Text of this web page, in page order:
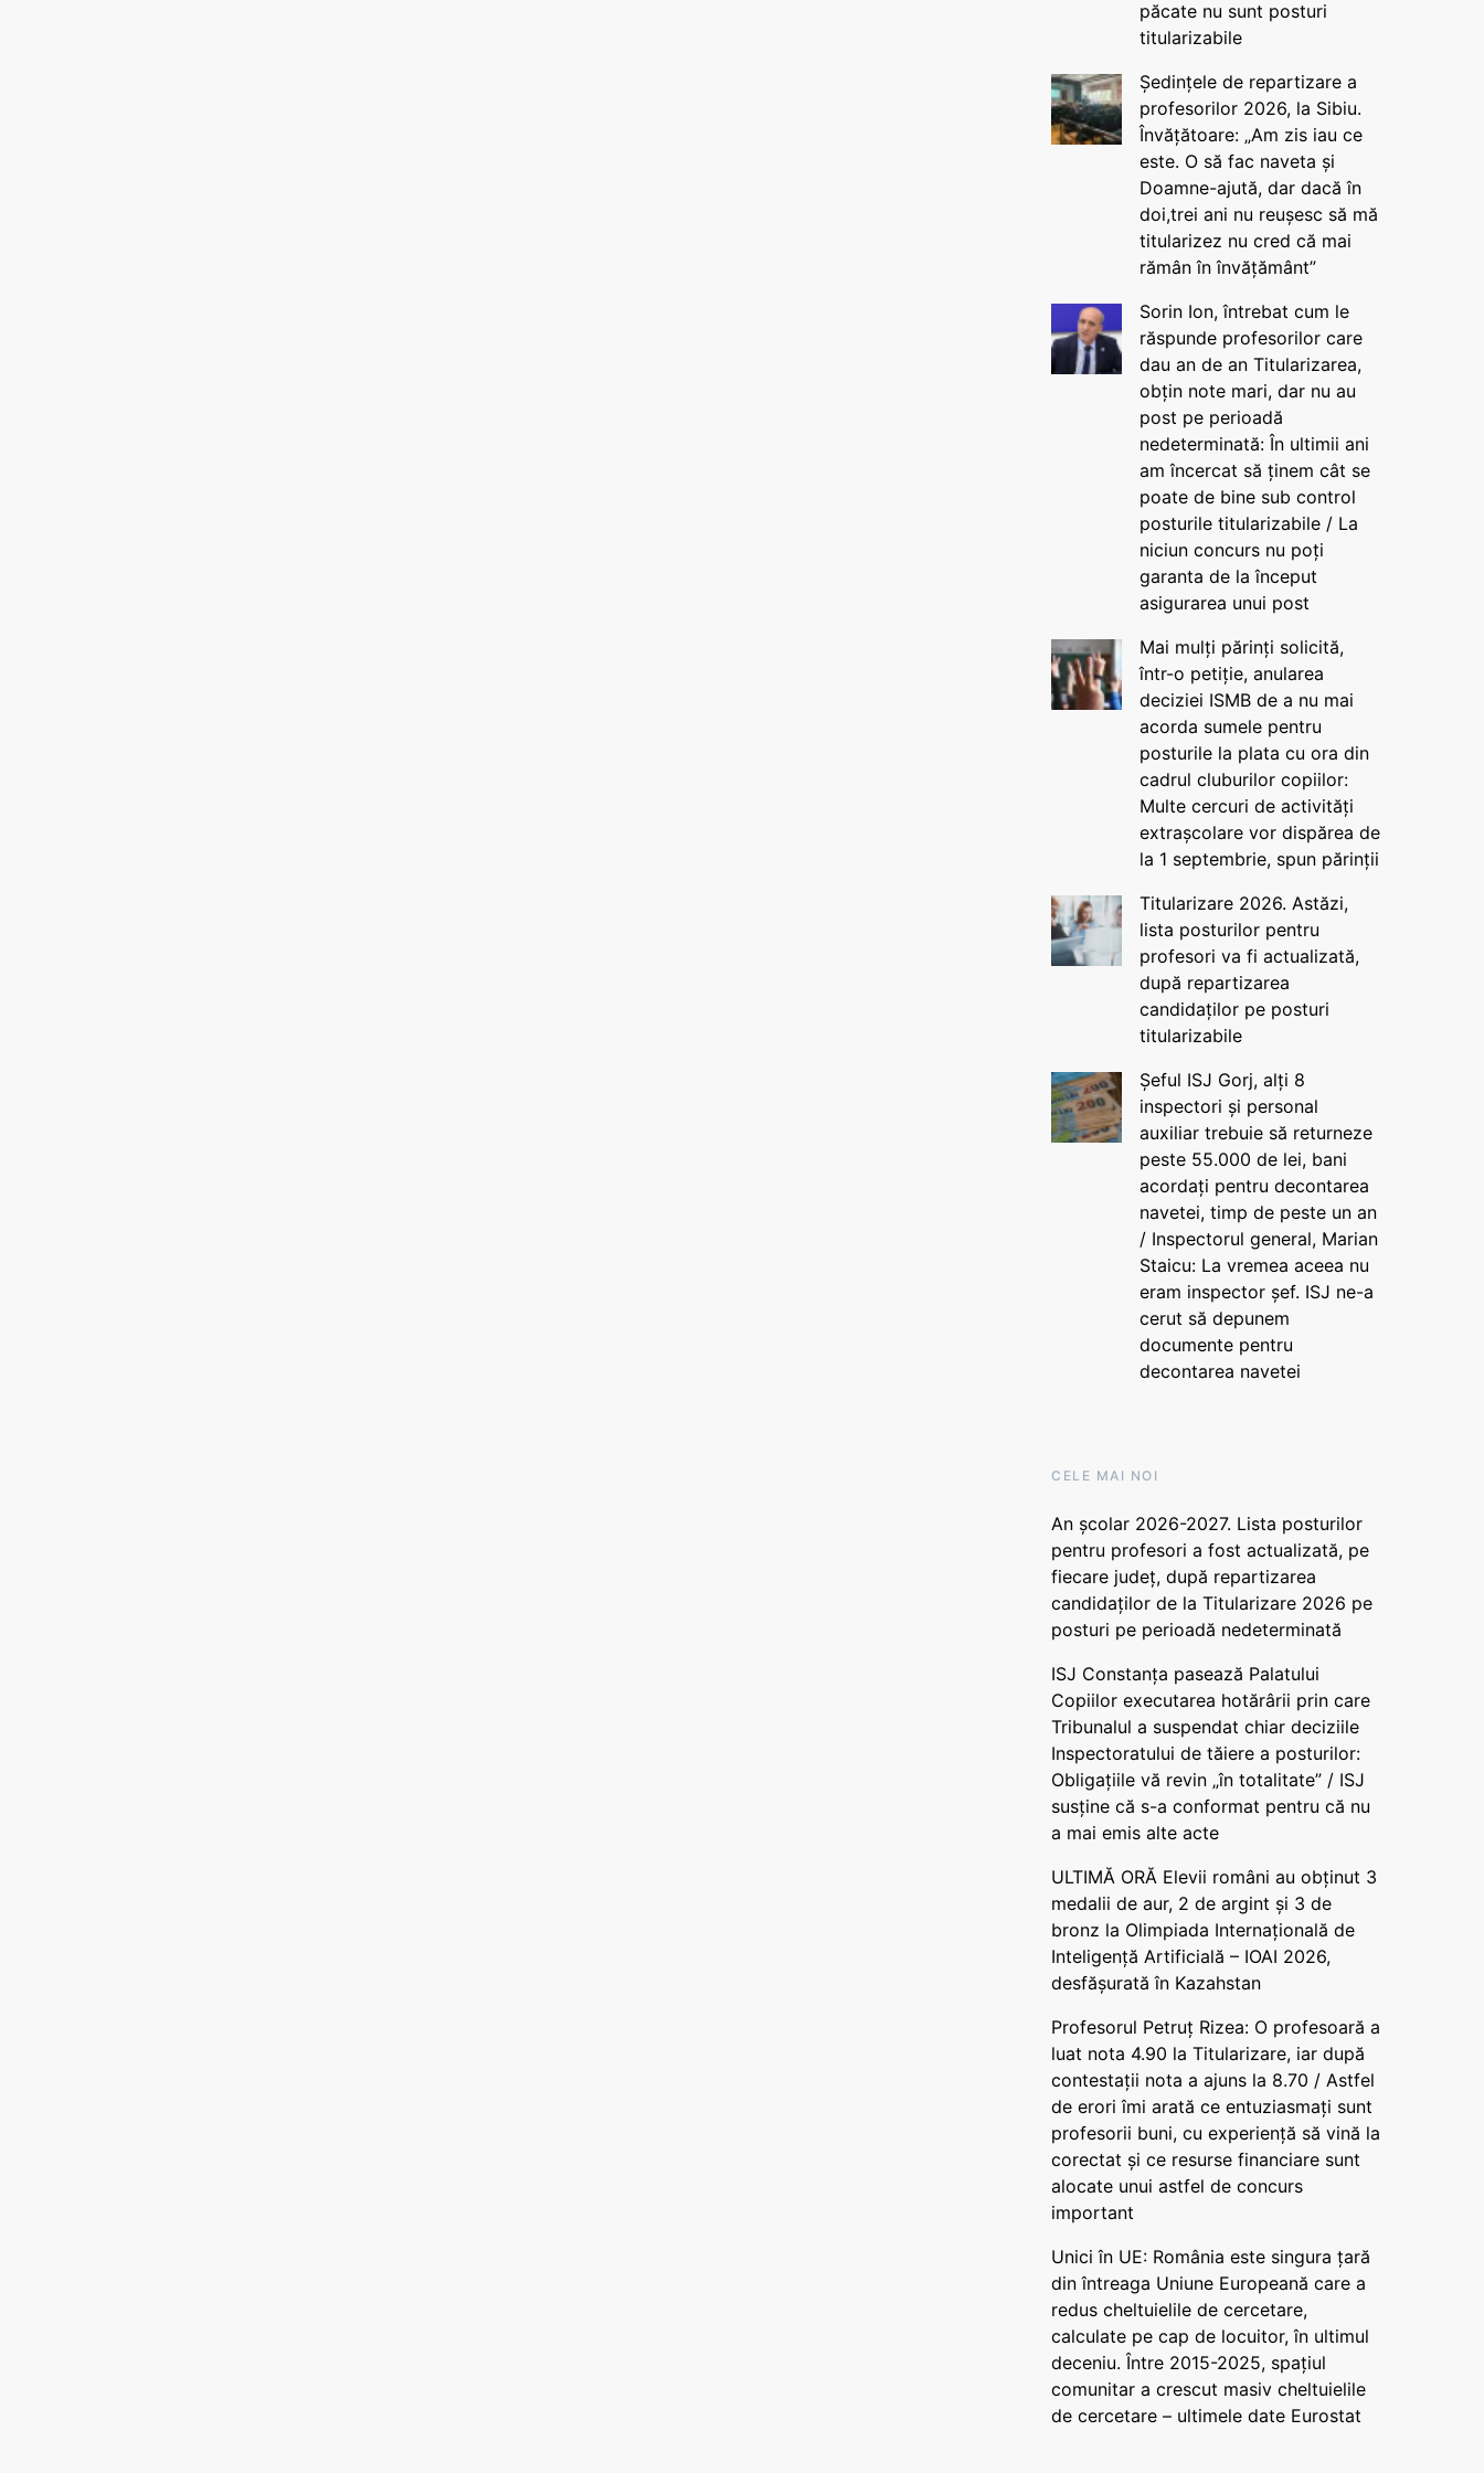
păcate nu sunt posturi
titularizabile
Ședințele de repartizare a
profesorilor 2026, la Sibiu.
Învățătoare: „Am zis iau ce
este. O să fac naveta și
Doamne-ajută, dar dacă în
doi,trei ani nu reușesc să mă
titularizez nu cred că mai
rămân în învățământ”
Sorin Ion, întrebat cum le
răspunde profesorilor care
dau an de an Titularizarea,
obțin note mari, dar nu au
post pe perioadă
nedeterminată: În ultimii ani
am încercat să ținem cât se
poate de bine sub control
posturile titularizabile / La
niciun concurs nu poți
garanta de la început
asigurarea unui post
Mai mulți părinți solicită,
într-o petiție, anularea
deciziei ISMB de a nu mai
acorda sumele pentru
posturile la plata cu ora din
cadrul cluburilor copiilor:
Multe cercuri de activități
extrașcolare vor dispărea de
la 1 septembrie, spun părinții
Titularizare 2026. Astăzi,
lista posturilor pentru
profesori va fi actualizată,
după repartizarea
candidaților pe posturi
titularizabile
Șeful ISJ Gorj, alți 8
inspectori și personal
auxiliar trebuie să returneze
peste 55.000 de lei, bani
acordați pentru decontarea
navetei, timp de peste un an
/ Inspectorul general, Marian
Staicu: La vremea aceea nu
eram inspector șef. ISJ ne-a
cerut să depunem
documente pentru
decontarea navetei
CELE MAI NOI
An școlar 2026-2027. Lista posturilor
pentru profesori a fost actualizată, pe
fiecare județ, după repartizarea
candidaților de la Titularizare 2026 pe
posturi pe perioadă nedeterminată
ISJ Constanța pasează Palatului
Copiilor executarea hotărârii prin care
Tribunalul a suspendat chiar deciziile
Inspectoratului de tăiere a posturilor:
Obligațiile vă revin „în totalitate” / ISJ
susține că s-a conformat pentru că nu
a mai emis alte acte
ULTIMĂ ORĂ Elevii români au obținut 3
medalii de aur, 2 de argint și 3 de
bronz la Olimpiada Internațională de
Inteligență Artificială – IOAI 2026,
desfășurată în Kazahstan
Profesorul Petruț Rizea: O profesoară a
luat nota 4.90 la Titularizare, iar după
contestații nota a ajuns la 8.70 / Astfel
de erori îmi arată ce entuziasmați sunt
profesorii buni, cu experiență să vină la
corectat și ce resurse financiare sunt
alocate unui astfel de concurs
important
Unici în UE: România este singura țară
din întreaga Uniune Europeană care a
redus cheltuielile de cercetare,
calculate pe cap de locuitor, în ultimul
deceniu. Între 2015-2025, spațiul
comunitar a crescut masiv cheltuielile
de cercetare – ultimele date Eurostat